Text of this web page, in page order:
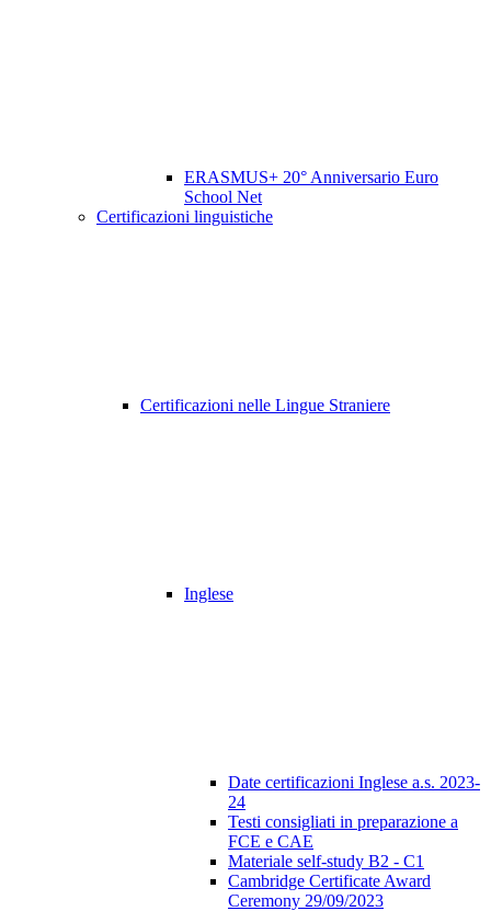
ERASMUS+ 20° Anniversario Euro
School Net
Certificazioni linguistiche
Certificazioni nelle Lingue Straniere
Inglese
Date certificazioni Inglese a.s. 2023-
24
Testi consigliati in preparazione a
FCE e CAE
Materiale self-study B2 - C1
Cambridge Certificate Award
Ceremony 29/09/2023